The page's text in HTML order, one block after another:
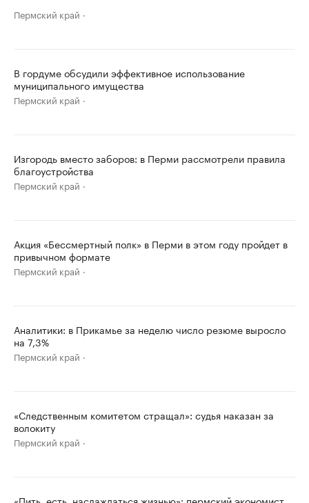
Пермский край
В гордуме обсудили эффективное использование
муниципального имущества
Пермский край
Изгородь вместо заборов: в Перми рассмотрели правила
благоустройства
Пермский край
Акция «Бессмертный полк» в Перми в этом году пройдет в
привычном формате
Пермский край
Аналитики: в Прикамье за неделю число резюме выросло
на 7,3%
Пермский край
«Следственным комитетом стращал»: судья наказан за
волокиту
Пермский край